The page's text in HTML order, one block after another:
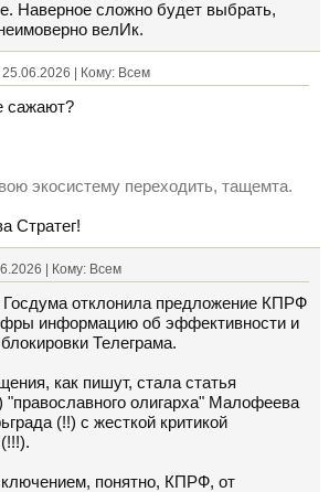
Наверное сложно будет выбрать,
велИк.
25.06.2026 | Кому: Всем
сажают?
экосистему переходить, тащемта.
Стратег!
| Кому: Всем
Госдума отклонила предложение КПРФ
информацию об эффективности и
Телеграма.
как пишут, стала статья
"православного олигарха" Малофеева
(!!) с жесткой критикой
понятно, КПРФ, от